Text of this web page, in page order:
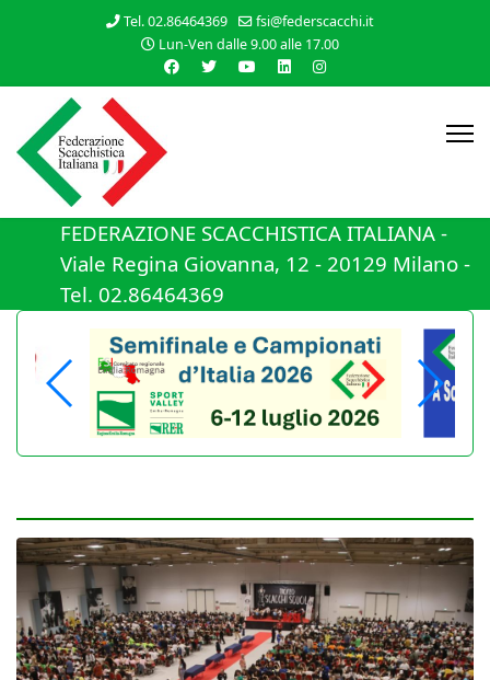
Tel. 02.86464369
fsi@federscacchi.it
Lun-Ven dalle 9.00 alle 17.00
FEDERAZIONE SCACCHISTICA ITALIANA -
Viale Regina Giovanna, 12 - 20129 Milano -
Tel. 02.86464369